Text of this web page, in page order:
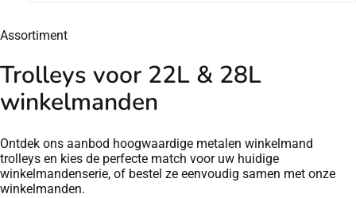
Assortiment
Trolleys voor 22L & 28L
winkelmanden
Ontdek ons aanbod hoogwaardige metalen winkelmand
trolleys en kies de perfecte match voor uw huidige
winkelmandenserie, of bestel ze eenvoudig samen met onze
winkelmanden.